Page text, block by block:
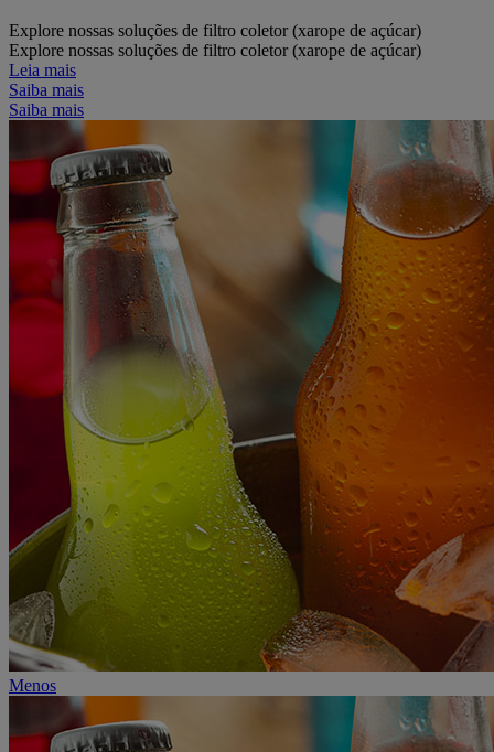
Explore nossas soluções de filtro coletor (xarope de açúcar)
Explore nossas soluções de filtro coletor (xarope de açúcar)
Leia mais
Saiba mais
Saiba mais
Menos